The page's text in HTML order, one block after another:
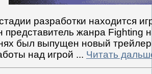
разработки находится
представитель жанра Fighting
был выпущен новый
над игрой ... Читать